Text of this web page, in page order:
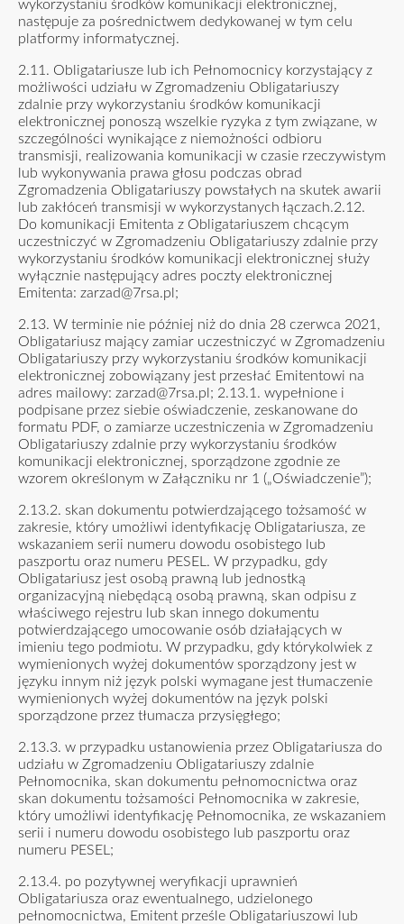
wykorzystaniu środków komunikacji elektronicznej,
następuje za pośrednictwem dedykowanej w tym celu
platformy informatycznej.
2.11. Obligatariusze lub ich Pełnomocnicy korzystający z
możliwości udziału w Zgromadzeniu Obligatariuszy
zdalnie przy wykorzystaniu środków komunikacji
elektronicznej ponoszą wszelkie ryzyka z tym związane, w
szczególności wynikające z niemożności odbioru
transmisji, realizowania komunikacji w czasie rzeczywistym
lub wykonywania prawa głosu podczas obrad
Zgromadzenia Obligatariuszy powstałych na skutek awarii
lub zakłóceń transmisji w wykorzystanych łączach.2.12.
Do komunikacji Emitenta z Obligatariuszem chcącym
uczestniczyć w Zgromadzeniu Obligatariuszy zdalnie przy
wykorzystaniu środków komunikacji elektronicznej służy
wyłącznie następujący adres poczty elektronicznej
Emitenta: zarzad@7rsa.pl ;
2.13. W terminie nie później niż do dnia 28 czerwca 2021,
Obligatariusz mający zamiar uczestniczyć w Zgromadzeniu
Obligatariuszy przy wykorzystaniu środków komunikacji
elektronicznej zobowiązany jest przesłać Emitentowi na
adres mailowy: zarzad@7rsa.pl ; 2.13.1. wypełnione i
podpisane przez siebie oświadczenie, zeskanowane do
formatu PDF, o zamiarze uczestniczenia w Zgromadzeniu
Obligatariuszy zdalnie przy wykorzystaniu środków
komunikacji elektronicznej, sporządzone zgodnie ze
wzorem określonym w Załączniku nr 1 („Oświadczenie”);
2.13.2. skan dokumentu potwierdzającego tożsamość w
zakresie, który umożliwi identyfikację Obligatariusza, ze
wskazaniem serii numeru dowodu osobistego lub
paszportu oraz numeru PESEL. W przypadku, gdy
Obligatariusz jest osobą prawną lub jednostką
organizacyjną niebędącą osobą prawną, skan odpisu z
właściwego rejestru lub skan innego dokumentu
potwierdzającego umocowanie osób działających w
imieniu tego podmiotu. W przypadku, gdy którykolwiek z
wymienionych wyżej dokumentów sporządzony jest w
języku innym niż język polski wymagane jest tłumaczenie
wymienionych wyżej dokumentów na język polski
sporządzone przez tłumacza przysięgłego;
2.13.3. w przypadku ustanowienia przez Obligatariusza do
udziału w Zgromadzeniu Obligatariuszy zdalnie
Pełnomocnika, skan dokumentu pełnomocnictwa oraz
skan dokumentu tożsamości Pełnomocnika w zakresie,
który umożliwi identyfikację Pełnomocnika, ze wskazaniem
serii i numeru dowodu osobistego lub paszportu oraz
numeru PESEL;
2.13.4. po pozytywnej weryfikacji uprawnień
Obligatariusza oraz ewentualnego, udzielonego
pełnomocnictwa, Emitent prześle Obligatariuszowi lub